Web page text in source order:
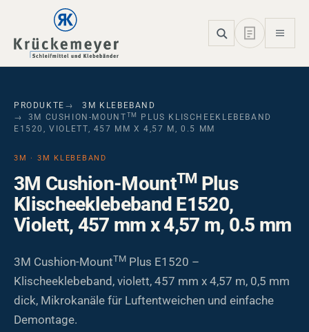
Skip to main navigation
Skip to main content
Skip to page footer
PRODUKTE
3M KLEBEBAND
3M CUSHION-MOUNT TM
PLUS KLISCHEEKLEBEBAND
E1520, VIOLETT, 457 MM X 4,57 M, 0.5 MM
3M · 3M KLEBEBAND
3M Cushion-MountTMPlus
Klischeeklebeband E1520,
Violett, 457 mm x 4,57 m, 0.5 mm
3M Cushion-MountTM Plus E1520 –
Klischeeklebeband, violett, 457 mm x 4,57 m, 0,5 mm
dick, Mikrokanäle für Luftentweichen und einfache
Demontage.